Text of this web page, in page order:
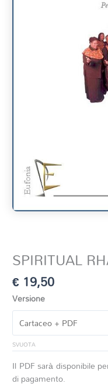
SPIRITUAL
€ 19,50
Versione
SVUOTA
Il PDF sarà disponibile
di pagamento.